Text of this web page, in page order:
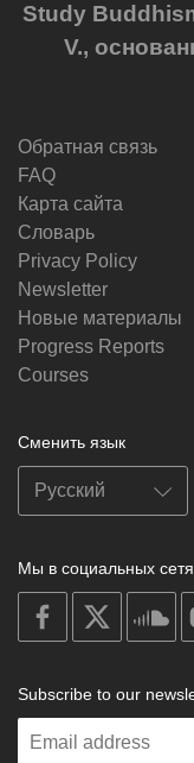
Study
V.,
Обратная связь
FAQ
Карта сайта
Словарь
Privacy Policy
Newsletter
Новые материалы
Progress Reports
Courses
Сменить язык
Мы в социальных
on
facebook
Subscribe to our
Enter